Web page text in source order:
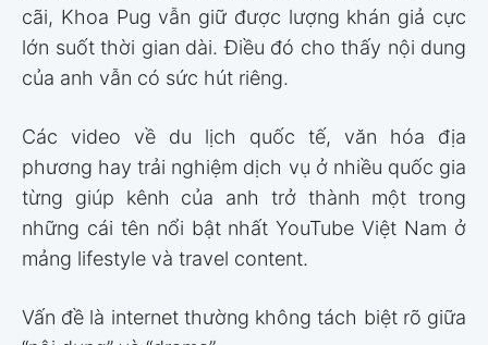
cãi, Khoa Pug vẫn giữ được lượng khán giả cực
lớn suốt thời gian dài. Điều đó cho thấy nội dung
của anh vẫn có sức hút riêng.
Các video về du lịch quốc tế, văn hóa địa
phương hay trải nghiệm dịch vụ ở nhiều quốc gia
từng giúp kênh của anh trở thành một trong
những cái tên nổi bật nhất YouTube Việt Nam ở
mảng lifestyle và travel content.
Vấn đề là internet thường không tách biệt rõ giữa